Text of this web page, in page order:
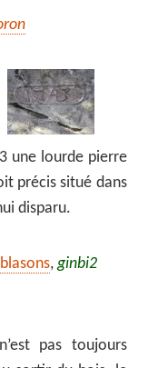
une lourde pierre
précis situé dans
disparu.
,ginbi2
pas toujours